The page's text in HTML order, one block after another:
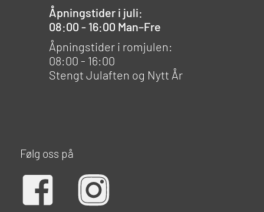
Åpningstider i juli:
08:00 - 16:00 Man–Fre
Åpningstider i romjulen:
08:00 - 16:00
Stengt Julaften og Nytt År
Følg oss på